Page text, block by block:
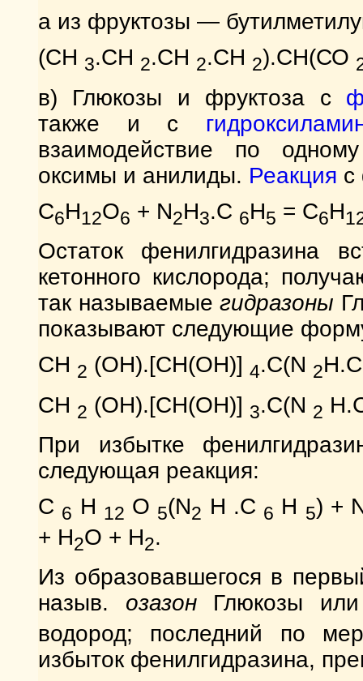
а из фруктозы —
(СН 3.СН 2.СН 2.СН 2).СН(СО
в) Глюкозы и фруктоза с
также и с
взаимодействие по
оксимы и анилиды. Реакция с
C6H12O6 + N2H3.С 6H5 = C6H
Остаток фенилгидразина
кетонного кислорода;
так называемыегидразоны
показывают следующие
СН 2 (ОН).[СН(ОН)] 4.С(N 2H.C
СH 2 (ОН).[СН(ОН)] 3.С(N 2
При избытке
следующая реакция:
С 6 Н 12 О 5(N2 H .С 6 Н 5) +
+ H2O + H2.
Из образовавшегося в
назыв. озазонГлюкозы
водород; последний по
избыток фенилгидразина,